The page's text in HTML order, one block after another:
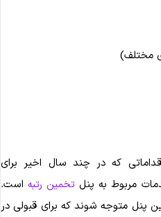
مختلف)
که در چند سال اخیر برای
مربوط به پنل تخمین رتبهاست.
پنل متوجه شوند که برای قبولی در